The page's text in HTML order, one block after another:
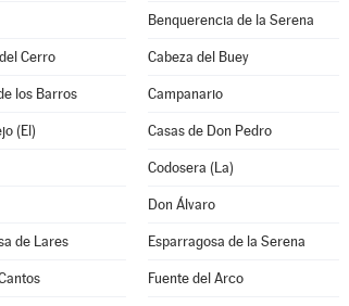
Benquerencia de la Serena
Cerro Cabeza del Buey
los Barros Campanario
(El) Casas de Don Pedro
Codosera (La)
Don Álvaro
de Lares Esparragosa de la Serena
Fuente del Arco